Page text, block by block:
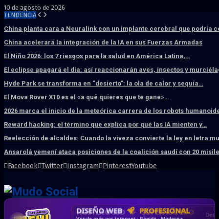
10 de agosto de 2026
TENDENCIA
China planta cara a Neuralink con un implante cerebral que podría
China acelerará la integración de la IA en sus Fuerzas Armadas
El Niño 2026: los 7 riesgos para la salud en América Latina,…
El eclipse apagará el día: así reaccionarán aves, insectos y
Hyde Park se transforma en “desierto”: la ola de calor y sequía…
El Mova Rover X10 es el «a qué quieres que te gane»…
2026 marca el inicio de la meteórica carrera de los robots
Reward hacking: el término que explica por qué las IA mienten y…
Reelección de alcaldes: Cuando la viveza convierte la ley en letra
Ansarolá yemení ataca posiciones de la coalición saudí con 20
Facebook Twitter Instagram PinterestYoutube
HOSTING SSD SÚPER RÁPIDO
DISEÑO WEB PROFESIONAL
CRM & DASHBOARD A MEDIDA
CORREO CORPORATIVO